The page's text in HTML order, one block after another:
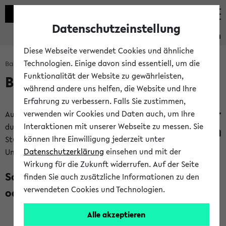
Studieninformation
Bachelorbaukasten: Start
Bachelorbaukasten
Auf dieser Seite kannst
du dir dein Bachelor
Studium an der
Universität Bielefeld Schritt für Schritt zusammenstellen:
Schritt 1: Studium mit Lehramtsoption
oder ohne?
Datenschutzeinstellung
Diese Webseite verwendet Cookies und ähnliche
Technologien. Einige davon sind essentiell, um die
Funktionalität der Website zu gewährleisten,
während andere uns helfen, die Website und Ihre
Erfahrung zu verbessern. Falls Sie zustimmen,
verwenden wir Cookies und Daten auch, um Ihre
Interaktionen mit unserer Webseite zu messen. Sie
können Ihre Einwilligung jederzeit unter
Datenschutzerklärung einsehen und mit der
Wirkung für die Zukunft widerrufen. Auf der Seite
finden Sie auch zusätzliche Informationen zu den
verwendeten Cookies und Technologien.
Alle akzeptieren